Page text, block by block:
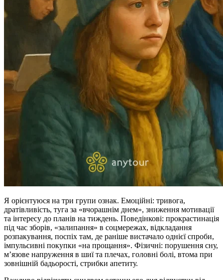
Я орієнтуюся на три групи ознак. Емоційні: тривога,
дратівливість, туга за «вчорашнім днем», зниження мотивації
та інтересу до планів на тиждень. Поведінкові: прокрастинація
під час зборів, «залипання» в соцмережах, відкладання
розпакування, поспіх там, де раніше вистачало однієї спроби,
імпульсивні покупки «на прощання». Фізичні: порушення сну,
м’язове напруження в шиї та плечах, головні болі, втома при
зовнішній бадьорості, стрибки апетиту.